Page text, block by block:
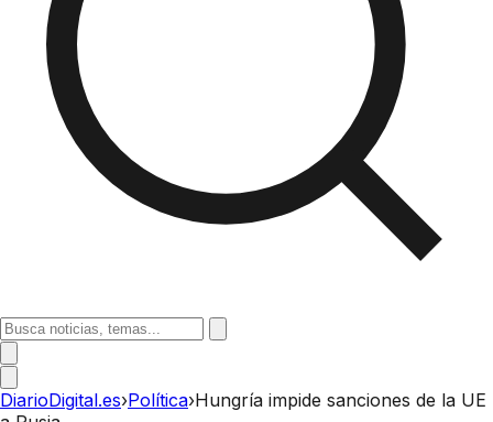
DiarioDigital.es›Política›Hungría impide sanciones de la UE